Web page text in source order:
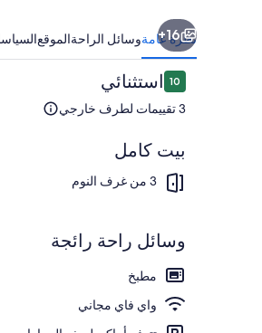
&
Stream
-
Beautiful
Nature
Family
Friendly
16+
نظرة عامةوسائل الراحةالموقع
التقييمات
10
10 من 10 استثنائي
3 تقييمات لطرف خارجي
بيت كامل
3 من غرف النوم
وسائل راحة رائجة
مطبخ
واي فاي مجاني